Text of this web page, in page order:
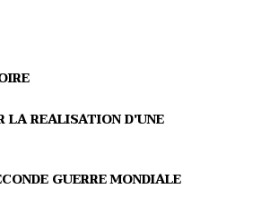
LA REALISATION D'UNE
GUERRE MONDIALE